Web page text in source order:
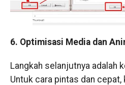
6. Optimisasi Media dan
​Langkah selanjutnya adalah
Untuk cara pintas dan cepat,